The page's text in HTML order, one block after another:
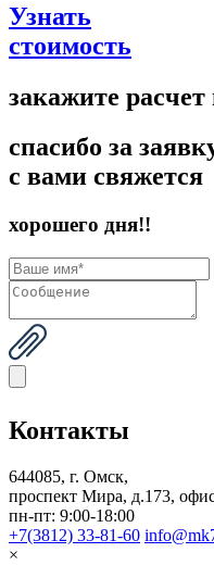
Узнать
стоимость
закажите
спасибо за
с вами свяжется
хорошего дня!!
Контакты
644085, г. Омск,
проспект Мира, д.173,
пн-пт: 9:00-18:00
+7(3812) 33-81-60
×